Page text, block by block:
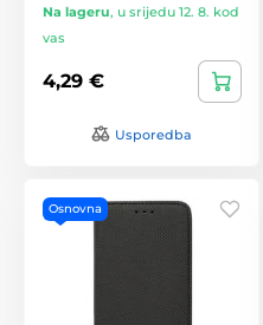
Na lageru, u srijedu 12. 8. kod
vas
4,29 €
Usporedba
Osnovna